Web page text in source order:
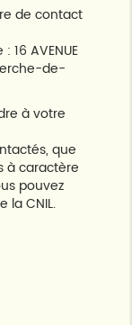
de contact
16 AVENUE
de-
à votre
que
à caractère
pouvez
la CNIL.